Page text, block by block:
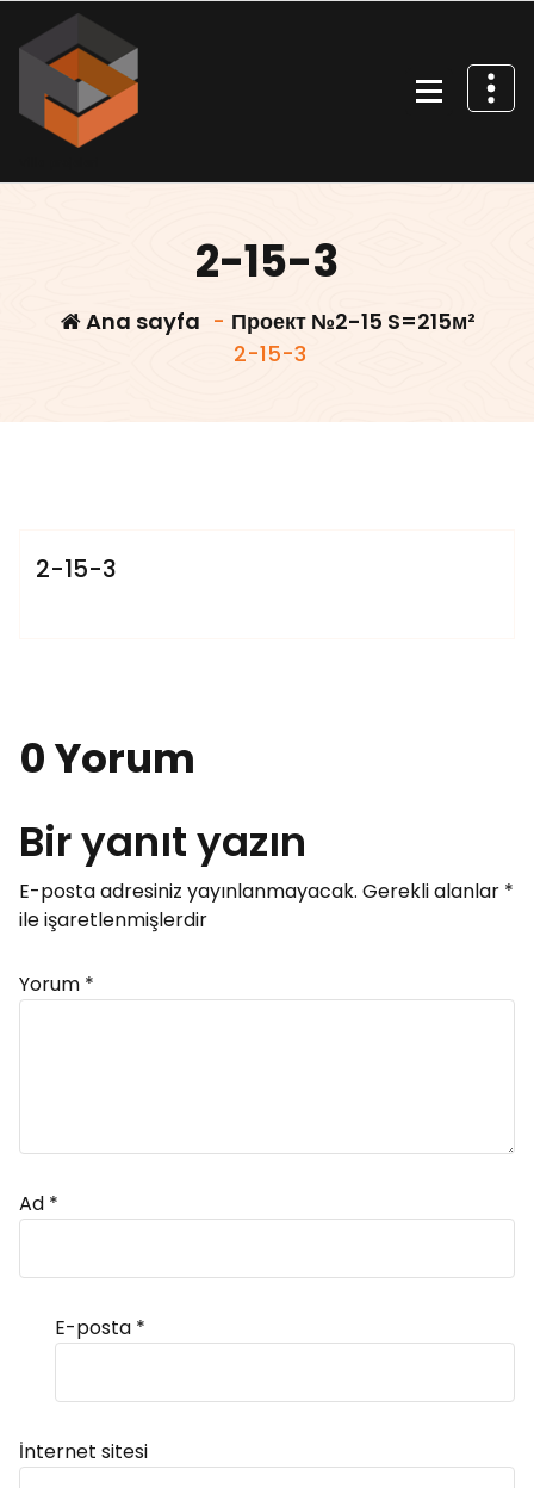
geç
2-15-3
Ana sayfa - Проект №2-15 S=215м²
2-15-3
2-15-3
0 Yorum
Bir yanıt yazın
E-posta adresiniz yayınlanmayacak. Gerekli alanlar *
ile işaretlenmişlerdir
Yorum *
Ad *
E-posta *
İnternet sitesi
Alternative: